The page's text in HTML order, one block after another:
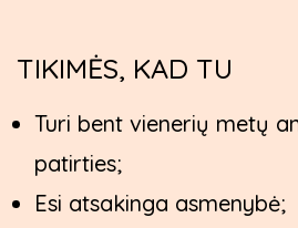
TIKIMĖS, KAD TU
Turi bent vienerių metų
patirties;
Esi atsakinga asmenybė;